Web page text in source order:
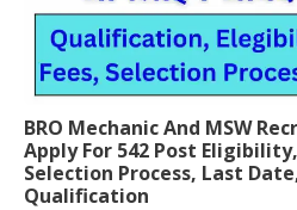
BRO Mechanic And MSW
Apply For 542 Post
Selection Process, Last
Qualification